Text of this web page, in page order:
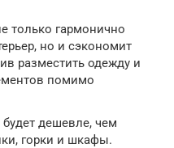
только гармонично
но и сэкономит
разместить одежду и
помимо
дешевле, чем
горки и шкафы.